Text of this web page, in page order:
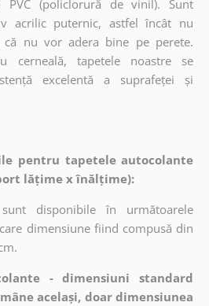
PVC (policlorură de vinil). Sunt
acrilic puternic, astfel încât nu
nu vor adera bine pe perete.
cerneală, tapetele noastre se
excelentă a suprafeței și
pentru tapetele autocolante
lățime x înălțime):
sunt disponibile în următoarele
dimensiune fiind compusă din
- dimensiuni standard
același, doar dimensiunea